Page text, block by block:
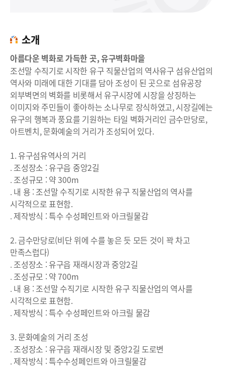
소개
아름다운 벽화로 가득한 곳, 유구벽화마을
조선말 수직기로 시작한 유구 직물산업의 역사유구 섬유산업의
역사와 미래에 대한 기대를 담아 조성이 된 곳으로 섬유공장
외부벽면의 벽화를 비롯해서 유구시장에 시장을 상징하는
이미지와 주민들이 좋아하는 소나무로 장식하였고, 시장길에는
유구의 행복과 풍요를 기원하는 타일 벽화거리인 금수만당로,
아트벤치, 문화예술의 거리가 조성되어 있다.
1. 유구섬유역사의 거리
․ 조성장소 : 유구읍 중앙2길
․ 조성규모 : 약 300m
․ 내 용 : 조선말 수직기로 시작한 유구 직물산업의 역사를
시각적으로 표현함.
․ 제작방식 : 특수 수성페인트와 아크릴물감
2. 금수만당로(비단 위에 수를 놓은 듯 모든 것이 꽉 차고
만족스럽다)
․ 조성장소 : 유구읍 재래시장과 중앙2길
․ 조성규모 : 약 700m
․ 내 용 : 조선말 수직기로 시작한 유구 직물산업의 역사를
시각적으로 표현함.
․ 제작방식 : 특수 수성페인트와 아크릴 물감
3. 문화예술의 거리 조성
․ 조성장소 : 유구읍 재래시장 및 중앙2길 도로변
․ 제작방식 : 특수수성페인트와 아크릴물감